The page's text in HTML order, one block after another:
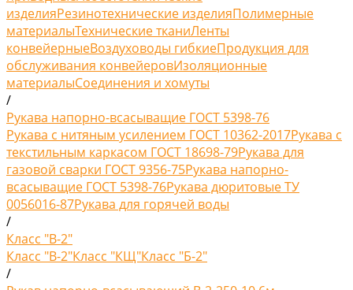
изделияРезинотехнические изделияПолимерные
материалыТехнические тканиЛенты
конвейерныеВоздуховоды гибкиеПродукция для
обслуживания конвейеровИзоляционные
материалыСоединения и хомуты
/
Рукава напорно-всасыващие ГОСТ 5398-76
Рукава с нитяным усилением ГОСТ 10362-2017Рукава с
текстильным каркасом ГОСТ 18698-79Рукава для
газовой сварки ГОСТ 9356-75Рукава напорно-
всасыващие ГОСТ 5398-76Рукава дюритовые ТУ
0056016-87Рукава для горячей воды
/
Класс "В-2"
Класс "В-2"Класс "КЩ"Класс "Б-2"
/